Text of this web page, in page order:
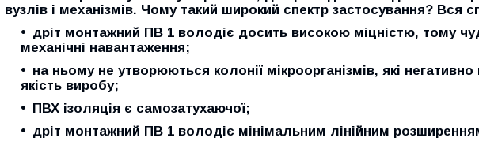
вузлів і механізмів. Чому такий широкий спектр застосування? Вся
дріт монтажний ПВ 1 володіє досить високою міцністю, тому
механічні навантаження;
на ньому не утворюються колонії мікроорганізмів, які
якість виробу;
ПВХ ізоляція є самозатухаючої;
дріт монтажний ПВ 1 володіє мінімальним лінійним